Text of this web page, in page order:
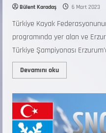
Bülent Karadaş 6 Mart 2023
Türkiye Kayak
programında yer alan ve
Türkiye Şampiyonası
Devamını oku